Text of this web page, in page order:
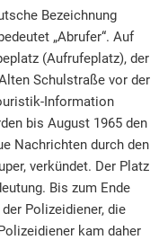
Bezeichnung
„Abrufer“. Auf
(Aufrufeplatz), der
Schulstraße vor der
Information
bis August 1965 den
Nachrichten durch den
verkündet. Der Platz
Bis zum Ende
Polizeidiener, die
kam daher